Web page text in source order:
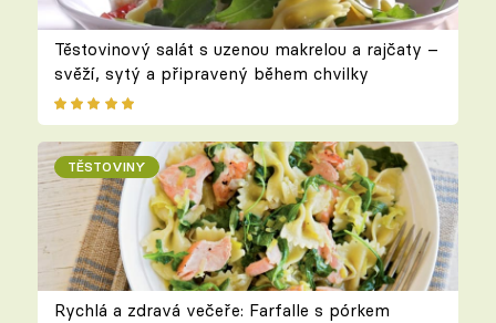
Těstovinový salát s uzenou makrelou a rajčaty –
svěží, sytý a připravený během chvilky
TĚSTOVINY
Rychlá a zdravá večeře: Farfalle s pórkem